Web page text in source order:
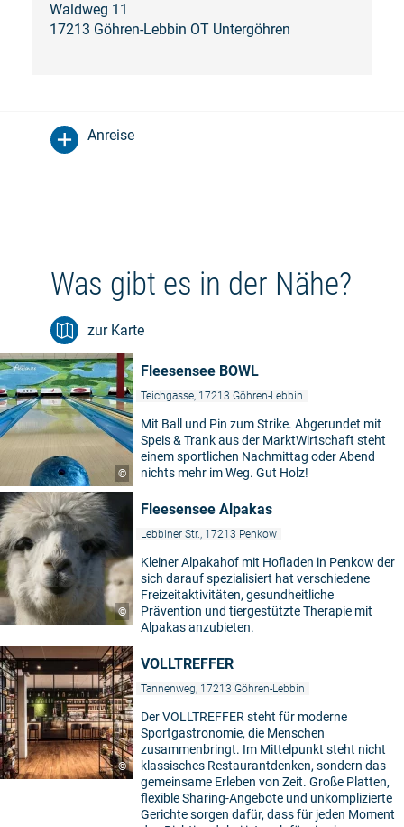
Waldweg 11
17213 Göhren-Lebbin OT Untergöhren
Anreise
Was gibt es in der Nähe?
zur Karte
©
Fleesensee BOWL
Teichgasse, 17213 Göhren-Lebbin
Mit Ball und Pin zum Strike. Abgerundet mit
Speis & Trank aus der MarktWirtschaft steht
einem sportlichen Nachmittag oder Abend
nichts mehr im Weg. Gut Holz!
©
Fleesensee Alpakas
Lebbiner Str., 17213 Penkow
Kleiner Alpakahof mit Hofladen in Penkow der
sich darauf spezialisiert hat verschiedene
Freizeitaktivitäten, gesundheitliche
Prävention und tiergestützte Therapie mit
Alpakas anzubieten.
©
VOLLTREFFER
Tannenweg, 17213 Göhren-Lebbin
Der VOLLTREFFER steht für moderne
Sportgastronomie, die Menschen
zusammenbringt. Im Mittelpunkt steht nicht
klassisches Restaurantdenken, sondern das
gemeinsame Erleben von Zeit. Große Platten,
flexible Sharing-Angebote und unkomplizierte
Gerichte sorgen dafür, dass für jeden Moment